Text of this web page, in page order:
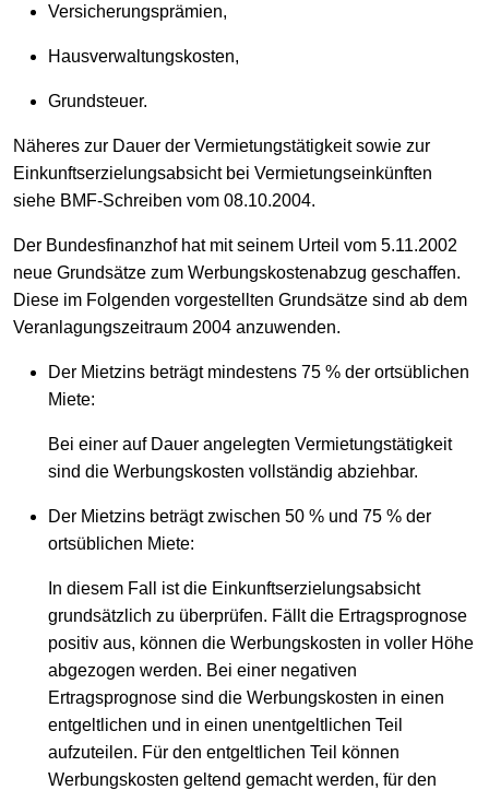
Versicherungsprämien,
Hausverwaltungskosten,
Grundsteuer.
Näheres zur Dauer der Vermietungstätigkeit sowie zur
Einkunftserzielungsabsicht bei Vermietungseinkünften
siehe BMF-Schreiben vom 08.10.2004.
Der Bundesfinanzhof hat mit seinem Urteil vom 5.11.2002
neue Grundsätze zum Werbungskostenabzug geschaffen.
Diese im Folgenden vorgestellten Grundsätze sind ab dem
Veranlagungszeitraum 2004 anzuwenden.
Der Mietzins beträgt mindestens 75 % der ortsüblichen
Miete:
Bei einer auf Dauer angelegten Vermietungstätigkeit
sind die Werbungskosten vollständig abziehbar.
Der Mietzins beträgt zwischen 50 % und 75 % der
ortsüblichen Miete:
In diesem Fall ist die Einkunftserzielungsabsicht
grundsätzlich zu überprüfen. Fällt die Ertragsprognose
positiv aus, können die Werbungskosten in voller Höhe
abgezogen werden. Bei einer negativen
Ertragsprognose sind die Werbungskosten in einen
entgeltlichen und in einen unentgeltlichen Teil
aufzuteilen. Für den entgeltlichen Teil können
Werbungskosten geltend gemacht werden, für den